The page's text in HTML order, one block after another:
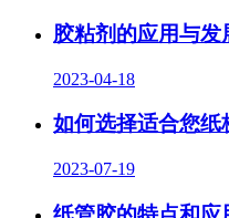
胶粘剂的应用与
2023-04-18
如何选择适合您纸
2023-07-19